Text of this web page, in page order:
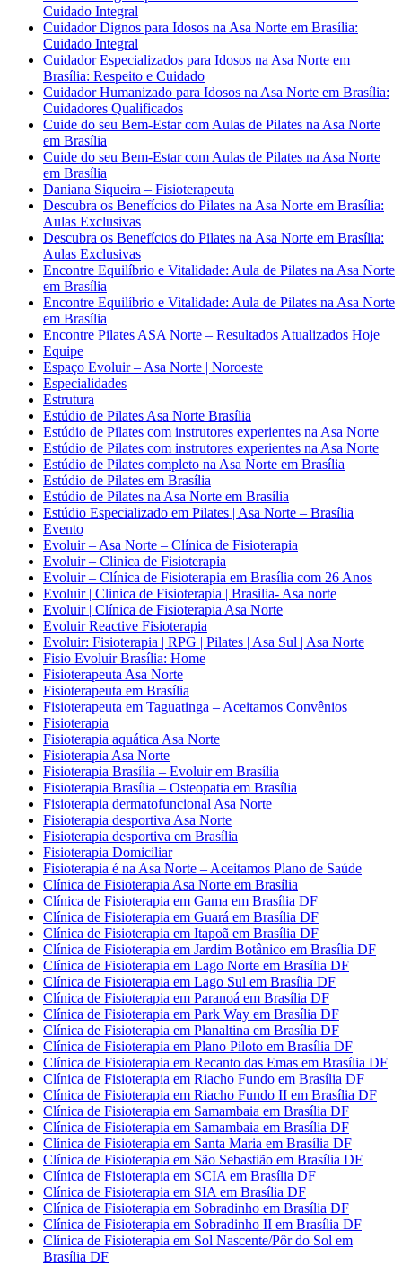
Cuidado Integral
Cuidador Dignos para Idosos na Asa Norte em Brasília:
Cuidado Integral
Cuidador Especializados para Idosos na Asa Norte em
Brasília: Respeito e Cuidado
Cuidador Humanizado para Idosos na Asa Norte em Brasília:
Cuidadores Qualificados
Cuide do seu Bem-Estar com Aulas de Pilates na Asa Norte
em Brasília
Cuide do seu Bem-Estar com Aulas de Pilates na Asa Norte
em Brasília
Daniana Siqueira – Fisioterapeuta
Descubra os Benefícios do Pilates na Asa Norte em Brasília:
Aulas Exclusivas
Descubra os Benefícios do Pilates na Asa Norte em Brasília:
Aulas Exclusivas
Encontre Equilíbrio e Vitalidade: Aula de Pilates na Asa Norte
em Brasília
Encontre Equilíbrio e Vitalidade: Aula de Pilates na Asa Norte
em Brasília
Encontre Pilates ASA Norte – Resultados Atualizados Hoje
Equipe
Espaço Evoluir – Asa Norte | Noroeste
Especialidades
Estrutura
Estúdio de Pilates Asa Norte Brasília
Estúdio de Pilates com instrutores experientes na Asa Norte
Estúdio de Pilates com instrutores experientes na Asa Norte
Estúdio de Pilates completo na Asa Norte em Brasília
Estúdio de Pilates em Brasília
Estúdio de Pilates na Asa Norte em Brasília
Estúdio Especializado em Pilates | Asa Norte – Brasília
Evento
Evoluir – Asa Norte – Clínica de Fisioterapia
Evoluir – Clinica de Fisioterapia
Evoluir – Clínica de Fisioterapia em Brasília com 26 Anos
Evoluir | Clinica de Fisioterapia | Brasilia- Asa norte
Evoluir | Clínica de Fisioterapia Asa Norte
Evoluir Reactive Fisioterapia
Evoluir: Fisioterapia | RPG | Pilates | Asa Sul | Asa Norte
Fisio Evoluir Brasília: Home
Fisioterapeuta Asa Norte
Fisioterapeuta em Brasília
Fisioterapeuta em Taguatinga – Aceitamos Convênios
Fisioterapia
Fisioterapia aquática Asa Norte
Fisioterapia Asa Norte
Fisioterapia Brasília – Evoluir em Brasília
Fisioterapia Brasília – Osteopatia em Brasília
Fisioterapia dermatofuncional Asa Norte
Fisioterapia desportiva Asa Norte
Fisioterapia desportiva em Brasília
Fisioterapia Domiciliar
Fisioterapia é na Asa Norte – Aceitamos Plano de Saúde
Clínica de Fisioterapia Asa Norte em Brasília
Clínica de Fisioterapia em Gama em Brasília DF
Clínica de Fisioterapia em Guará em Brasília DF
Clínica de Fisioterapia em Itapoã em Brasília DF
Clínica de Fisioterapia em Jardim Botânico em Brasília DF
Clínica de Fisioterapia em Lago Norte em Brasília DF
Clínica de Fisioterapia em Lago Sul em Brasília DF
Clínica de Fisioterapia em Paranoá em Brasília DF
Clínica de Fisioterapia em Park Way em Brasília DF
Clínica de Fisioterapia em Planaltina em Brasília DF
Clínica de Fisioterapia em Plano Piloto em Brasília DF
Clínica de Fisioterapia em Recanto das Emas em Brasília DF
Clínica de Fisioterapia em Riacho Fundo em Brasília DF
Clínica de Fisioterapia em Riacho Fundo II em Brasília DF
Clínica de Fisioterapia em Samambaia em Brasília DF
Clínica de Fisioterapia em Samambaia em Brasília DF
Clínica de Fisioterapia em Santa Maria em Brasília DF
Clínica de Fisioterapia em São Sebastião em Brasília DF
Clínica de Fisioterapia em SCIA em Brasília DF
Clínica de Fisioterapia em SIA em Brasília DF
Clínica de Fisioterapia em Sobradinho em Brasília DF
Clínica de Fisioterapia em Sobradinho II em Brasília DF
Clínica de Fisioterapia em Sol Nascente/Pôr do Sol em
Brasília DF